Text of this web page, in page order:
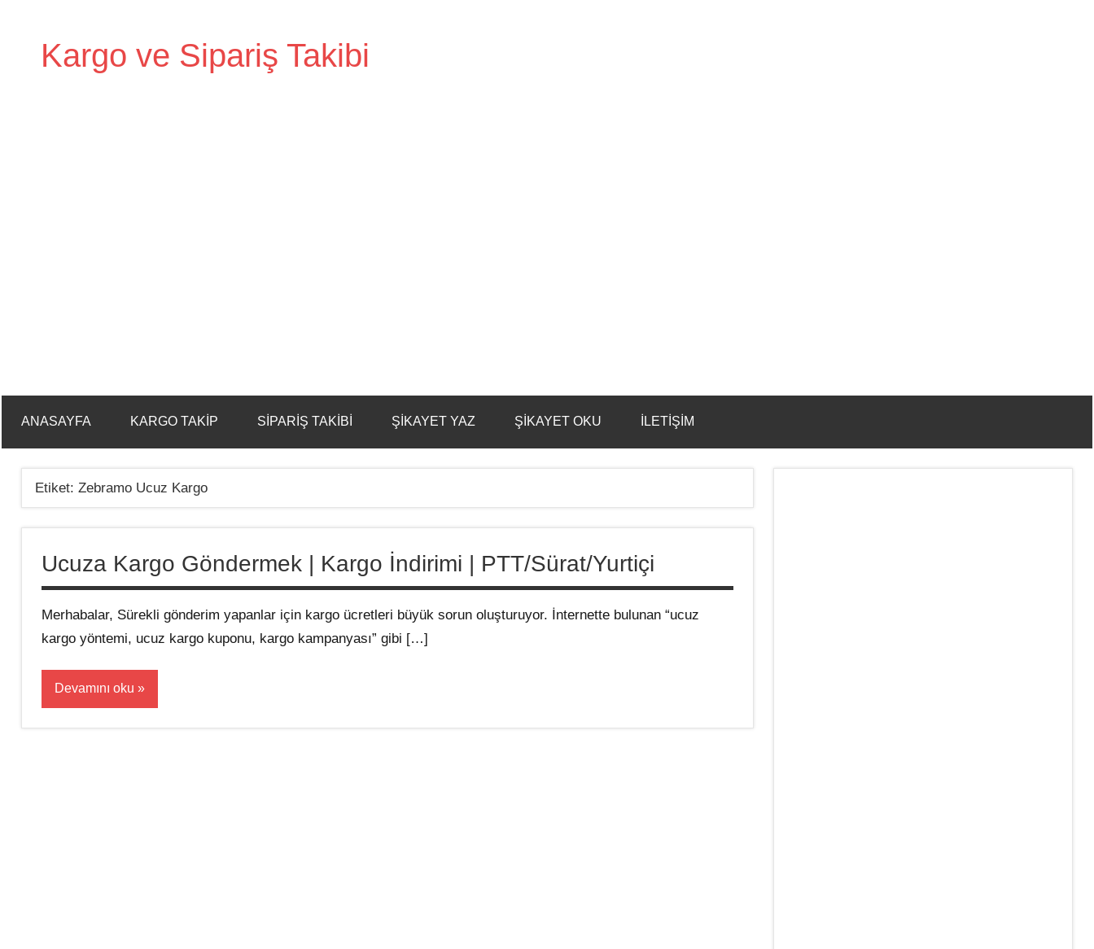
Kargo ve Sipariş Takibi
Kargo
ANASAYFA KARGO TAKIP SIPARIŞ TAKIBI ŞIKAYET YAZ ŞIKAYET OKU İLETIŞIM
Etiket: Zebramo Ucuz Kargo
Ucuza Kargo Göndermek | Kargo İndirimi | PTT/Sürat/Yurtiçi
Merhabalar, Sürekli gönderim yapanlar için kargo ücretleri büyük sorun oluşturuyor. İnternette bulunan “ucuz
kargo yöntemi, ucuz kargo kuponu, kargo kampanyası” gibi […]
Devamını oku